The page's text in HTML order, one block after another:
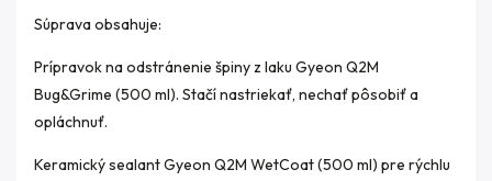
Súprava obsahuje:
Prípravok na odstránenie špiny z laku Gyeon Q2M
Bug&Grime (500 ml). Stačí nastriekať, nechať pôsobiť a
opláchnuť.
Keramický sealant Gyeon Q2M WetCoat (500 ml) pre rýchlu